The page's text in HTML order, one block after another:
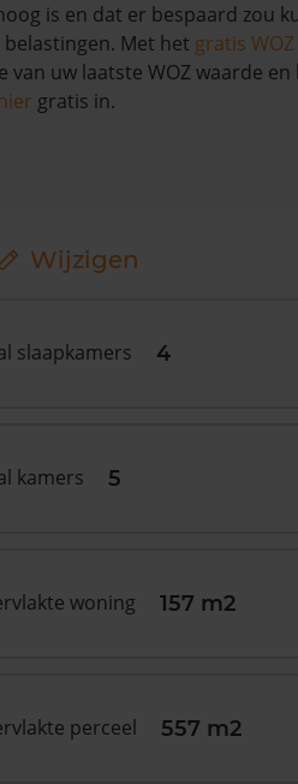
is en dat er bespaard zou
Met het gratis
van uw laatste WOZ waarde en
gratis in.
Wijzigen
slaapkamers 4
kamers 5
woning 157 m2
perceel 557 m2